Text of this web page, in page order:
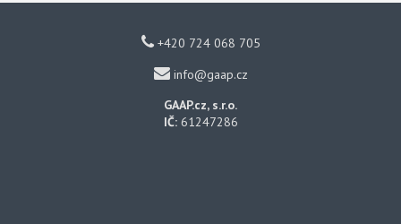
+420 724 068 705
info@gaap.cz
GAAP.cz, s.r.o.
IČ: 61247286